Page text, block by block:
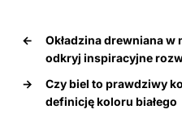
←
Okładzina drewniana
odkryj inspiracyjne
→
Czy biel to prawdziwy
definicję koloru białego